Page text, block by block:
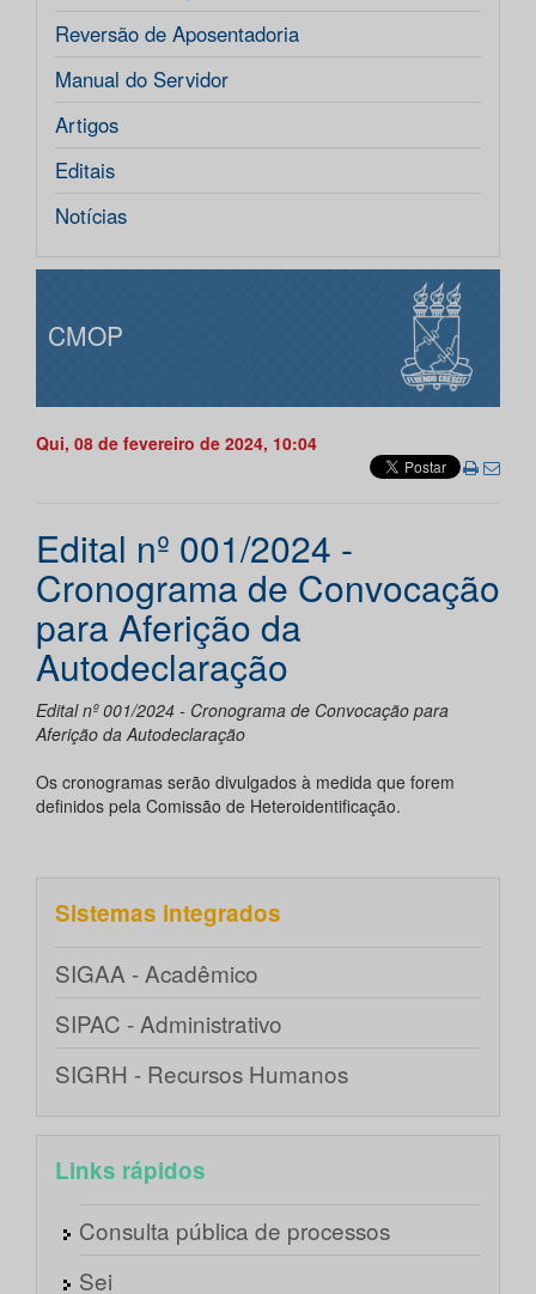
Reversão de Aposentadoria
Manual do Servidor
Artigos
Editais
Notícias
CMOP
Qui, 08 de fevereiro de 2024, 10:04
Edital nº 001/2024 -
Cronograma de Convocação
para Aferição da
Autodeclaração
Edital nº 001/2024 - Cronograma de Convocação para
Aferição da Autodeclaração
Os cronogramas serão divulgados à medida que forem
definidos pela Comissão de Heteroidentificação.
Sistemas integrados
SIGAA - Acadêmico
SIPAC - Administrativo
SIGRH - Recursos Humanos
Links rápidos
Consulta pública de processos
Sei